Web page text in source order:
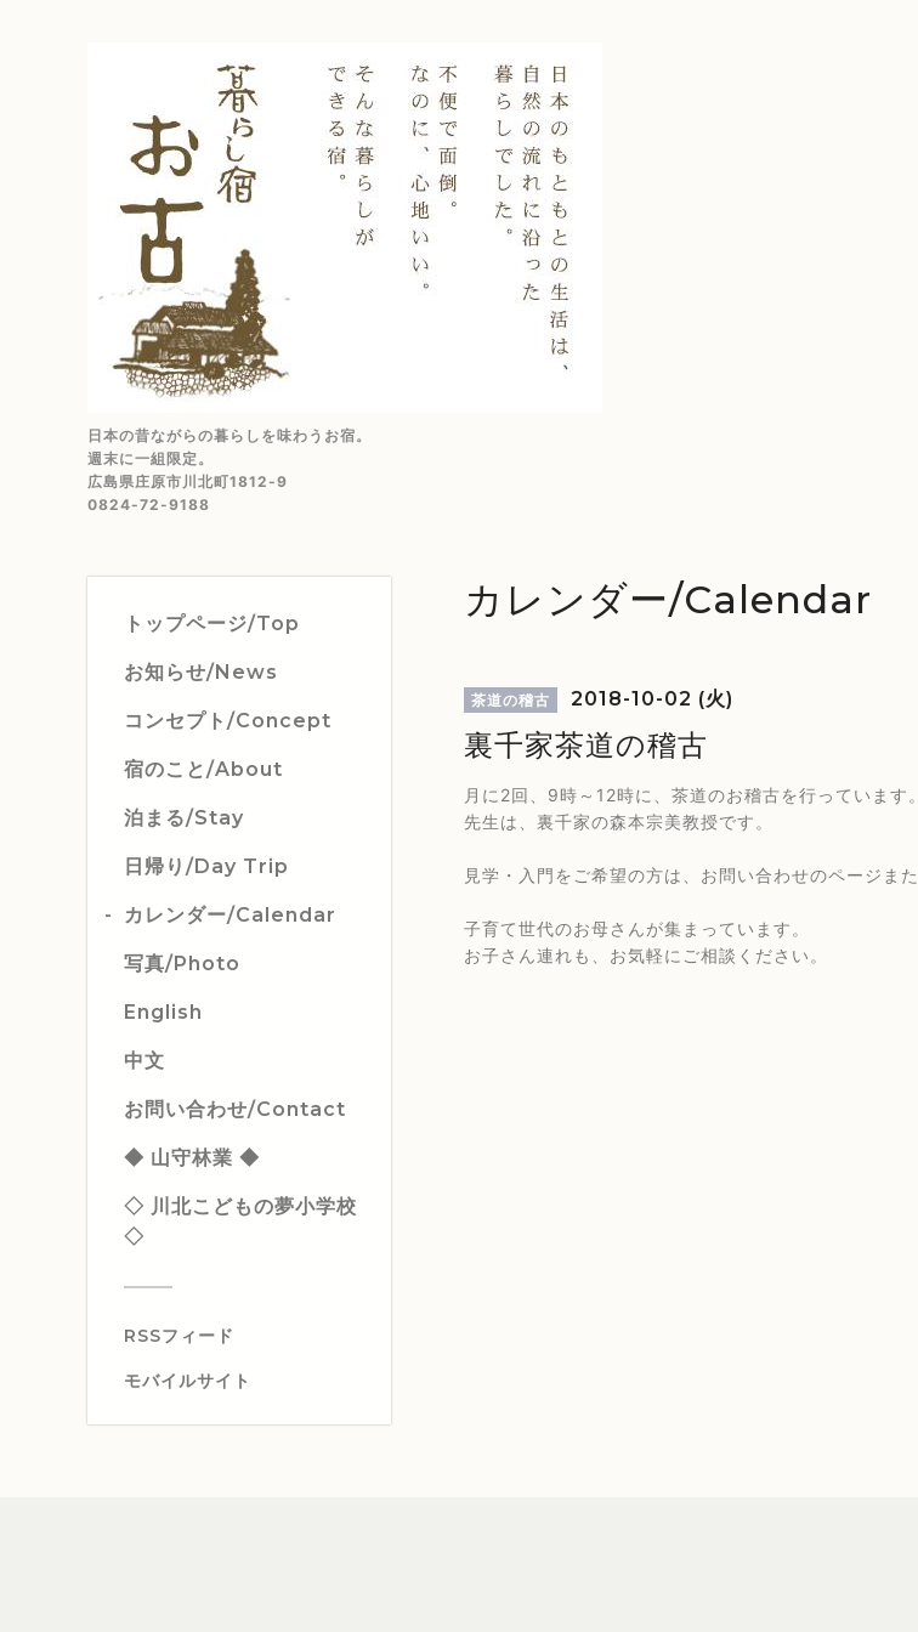
日本の昔ながらの暮らしを味わうお宿。
週末に一組限定。
広島県庄原市川北町1812-9
0824-72-9188
トップページ/Top
お知らせ/News
コンセプト/Concept
宿のこと/About
泊まる/Stay
日帰り/Day Trip
カレンダー/Calendar
写真/Photo
English
中文
お問い合わせ/Contact
◆ 山守林業 ◆
◇ 川北こどもの夢小学校
◇
RSSフィード
モバイルサイト
カレンダー/Calendar
茶道の稽古 2018-10-02 (火)
裏千家茶道の稽古
月に2回、9時～12時に、茶道のお稽古を行っています。
先生は、裏千家の森本宗美教授です。
見学・入門をご希望の方は、お問い合わせのページま
子育て世代のお母さんが集まっています。
お子さん連れも、お気軽にご相談ください。